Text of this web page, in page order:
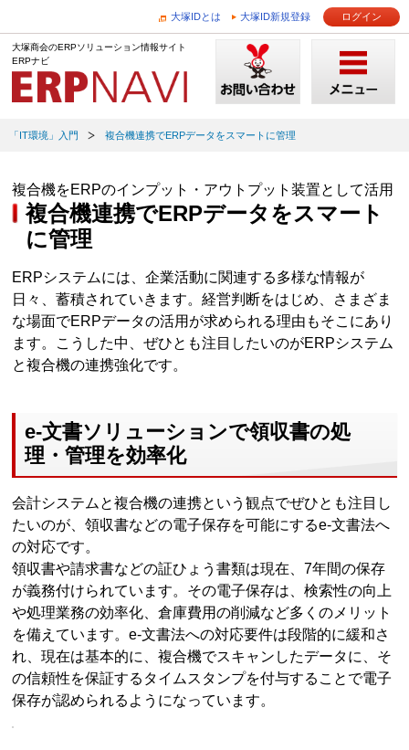
大塚IDとは 大塚ID新規登録 ログイン
大塚商会のERPソリューション情報サイト
ERPナビ
「IT環境」入門 複合機連携でERPデータをスマートに管理
複合機をERPのインプット・アウトプット装置として活用
複合機連携でERPデータをスマート
に管理
ERPシステムには、企業活動に関連する多様な情報が
日々、蓄積されていきます。経営判断をはじめ、さまざま
な場面でERPデータの活用が求められる理由もそこにあり
ます。こうした中、ぜひとも注目したいのがERPシステム
と複合機の連携強化です。
e-文書ソリューションで領収書の処
理・管理を効率化
会計システムと複合機の連携という観点でぜひとも注目し
たいのが、領収書などの電子保存を可能にするe-文書法へ
の対応です。
領収書や請求書などの証ひょう書類は現在、7年間の保存
が義務付けられています。その電子保存は、検索性の向上
や処理業務の効率化、倉庫費用の削減など多くのメリット
を備えています。e-文書法への対応要件は段階的に緩和さ
れ、現在は基本的に、複合機でスキャンしたデータに、そ
の信頼性を保証するタイムスタンプを付与することで電子
保存が認められるようになっています。